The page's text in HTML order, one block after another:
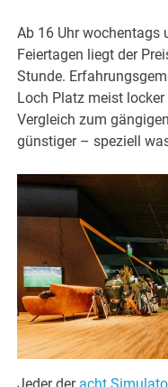
Ab 16 Uhr wochentags
Feiertagen liegt der
Stunde.
Loch Platz meist
Vergleich zum
günstiger – speziell